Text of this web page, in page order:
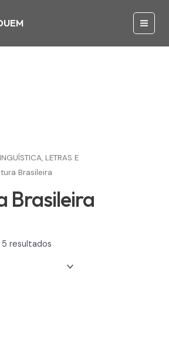
Main
LETRAS E
Brasileira
Brasileira
resultados